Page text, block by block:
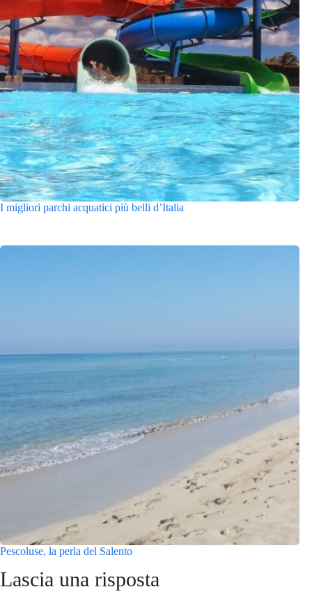
I migliori parchi acquatici più belli d’Italia
Pescoluse, la perla del Salento
Lascia una risposta